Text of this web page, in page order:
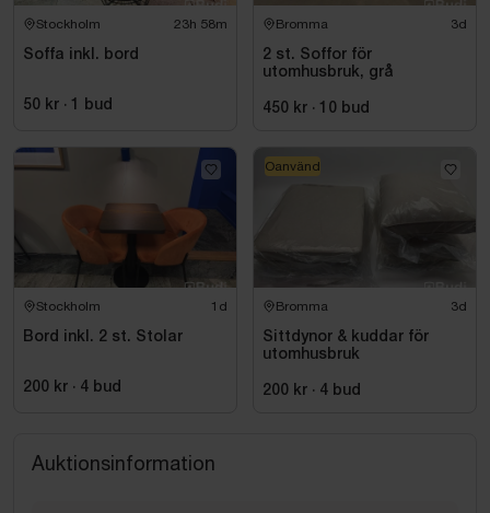
Stockholm 23h 58m
Soffa inkl. bord
50 kr · 1 bud
Bromma 3d
2 st. Soffor för
utomhusbruk, grå
450 kr · 10 bud
Stockholm 1d
Bord inkl. 2 st. Stolar
200 kr · 4 bud
Bromma 3d
Sittdynor & kuddar för
utomhusbruk
200 kr · 4 bud
Oanvänd
Auktionsinformation